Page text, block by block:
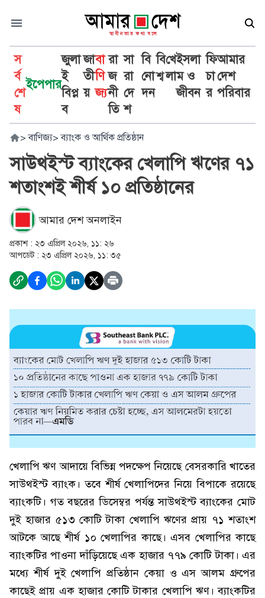
স
র্ব
শে
ষ
ইপেপার
জুলা
ই
বিপ্ল
ব
জা
তী
য়
বা
ণি
জ্য
রা
জ
নী
তি
সা
রা
দে
শ
বি
নো
দন
বি
শ্ব
খে
লা
ইসলা
ম ও
জীবন
ফি
চা
র
আমার
দেশ
পরিবার
> বাণিজ্য> ব্যাংক ও আর্থিক প্রতিষ্ঠান
সাউথইস্ট ব্যাংকের খেলাপি ঋণের ৭১
শতাংশই শীর্ষ ১০ প্রতিষ্ঠানের
আমার দেশ অনলাইন
প্রকাশ : ২৩ এপ্রিল ২০২৬, ১১: ২৬
আপডেট : ২৩ এপ্রিল ২০২৬, ১১: ৩৫
খেলাপি ঋণ আদায়ে বিভিন্ন পদক্ষেপ নিয়েছে বেসরকারি খাতের
সাউথইস্ট ব্যাংক। তবে শীর্ষ খেলাপিদের নিয়ে বিপাকে রয়েছে
ব্যাংকটি। গত বছরের ডিসেম্বর পর্যন্ত সাউথইস্ট ব্যাংকের মোট
দুই হাজার ৫১৩ কোটি টাকা খেলাপি ঋণের প্রায় ৭১ শতাংশ
আটকে আছে শীর্ষ ১০ খেলাপির কাছে। এসব খেলাপির কাছে
ব্যাংকটির পাওনা দাঁড়িয়েছে এক হাজার ৭৭৯ কোটি টাকা। এর
মধ্যে শীর্ষ দুই খেলাপি প্রতিষ্ঠান কেয়া ও এস আলম গ্রুপের
কাছেই প্রায় এক হাজার কোটি টাকার খেলাপি ঋণ। ব্যাংকটির